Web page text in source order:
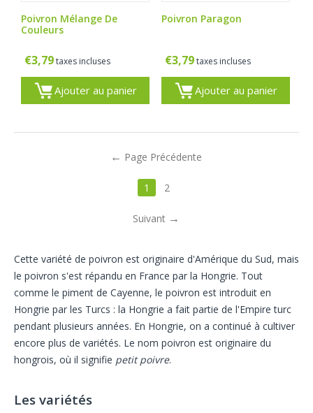
Poivron Mélange De
Couleurs
€3,79taxes incluses
Ajouter au panier
Poivron Paragon
€3,79 taxes incluses
Ajouter au panier
Page Précédente
1 2
Suivant
Cette variété de poivron est originaire d'Amérique du Sud, mais
le poivron s'est répandu en France par la Hongrie. Tout
comme le piment de Cayenne, le poivron est introduit en
Hongrie par les Turcs : la Hongrie a fait partie de l'Empire turc
pendant plusieurs années. En Hongrie, on a continué à cultiver
encore plus de variétés. Le nom poivron est originaire du
hongrois, où il signifie petit poivre.
Les variétés